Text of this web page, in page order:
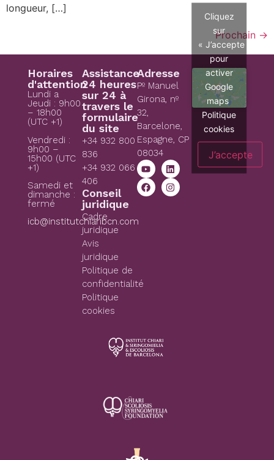
longueur, […]
Prochain →
Horaires
d'attention
Lundi a
Jeudi : 9h00
– 18h00
(UTC +1)
Vendredi :
9h00 –
15h00 (UTC
+1)
Samedi et
dimanche :
fermé
icb@institutchiaribcn.com
Assistance
24 heures
sur 24 à
travers le
formulaire
du site
+34 932 800
836
+34 932 066
406
Conseil
juridique
Cadre
juridique
Avis
juridique
Politique de
confidentialité
Politique
cookies
Adresse
Pº Manuel
Girona, nº
32,
Barcelone,
Espagne, CP
08034
Cliquez
sur
« J’accepte »
pour
activer
Google
maps
Politique
cookies
J’accepte